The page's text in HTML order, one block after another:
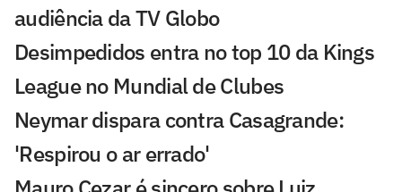
audiência da TV Globo
Desimpedidos entra no top 10 da Kings
League no Mundial de Clubes
Neymar dispara contra Casagrande:
'Respirou o ar errado'